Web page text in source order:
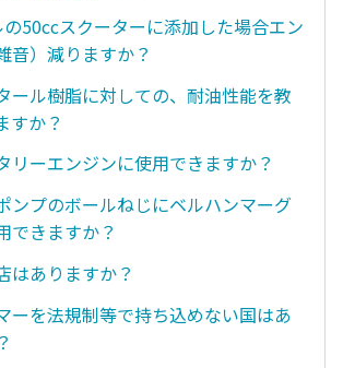
50ccスクーターに添加した場合エン
音）減りますか？
ール樹脂に対しての、耐油性能を教
すか？
リーエンジンに使用できますか？
ンプのボールねじにベルハンマーグ
できますか？
はありますか？
ーを法規制等で持ち込めない国はあ